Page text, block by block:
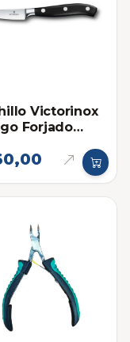
Victorinox
Forjado